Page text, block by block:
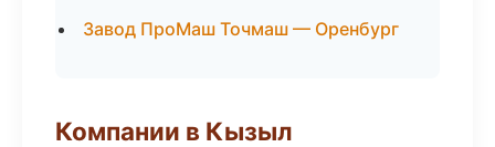
Завод ПроМаш Точмаш — Оренбург
Компании в Кызыл